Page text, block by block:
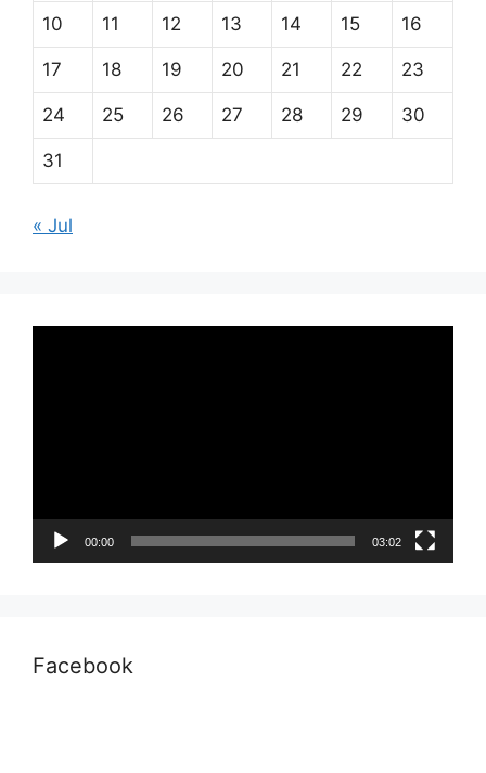
10 11 12 13 14 15 16
17 18 19 20 21 22 23
24 25 26 27 28 29 30
31
« Jul
00:00 03:02
Facebook